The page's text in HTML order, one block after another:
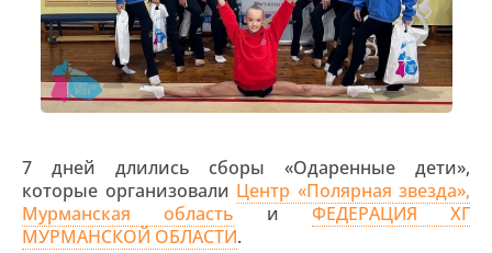
7 дней длились сборы «Одаренные дети»,
которые организовали Центр «Полярная звезда»,
Мурманская область и ФЕДЕРАЦИЯ ХГ
МУРМАНСКОЙ ОБЛАСТИ.